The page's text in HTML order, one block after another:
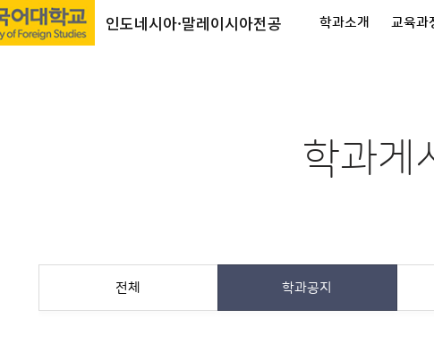
인도네시아·말레이시아전공 학과소개 교육과
학과게
전체 학과공지